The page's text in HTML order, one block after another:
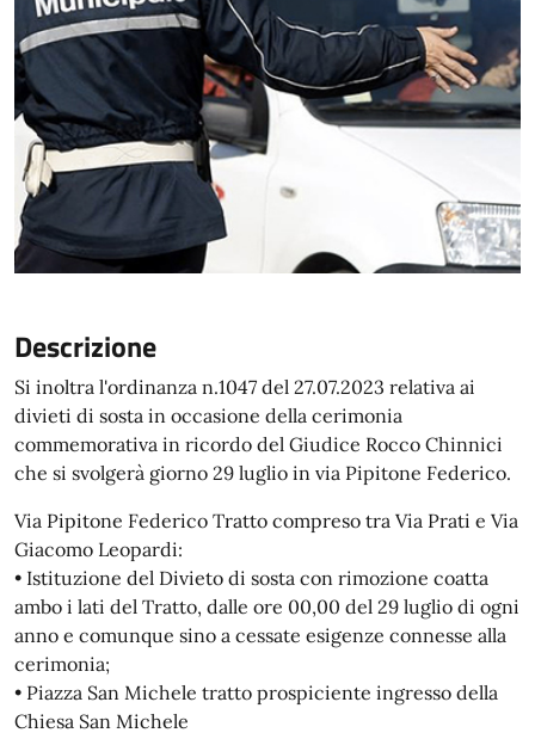
Descrizione
Si inoltra l'ordinanza n.1047 del 27.07.2023 relativa ai
divieti di sosta in occasione della cerimonia
commemorativa in ricordo del Giudice Rocco Chinnici
che si svolgerà giorno 29 luglio in via Pipitone Federico.
Via Pipitone Federico Tratto compreso tra Via Prati e Via
Giacomo Leopardi:
• Istituzione del Divieto di sosta con rimozione coatta
ambo i lati del Tratto, dalle ore 00,00 del 29 luglio di ogni
anno e comunque sino a cessate esigenze connesse alla
cerimonia;
• Piazza San Michele tratto prospiciente ingresso della
Chiesa San Michele